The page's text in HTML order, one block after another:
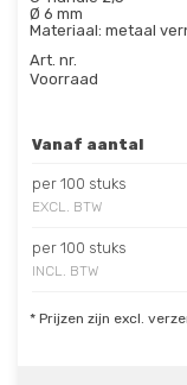
Ø 6 mm
Materiaal: metaal
Art. nr.
Voorraad
Vanaf aantal
per 100 stuks
EXCL. BTW
per 100 stuks
INCL. BTW
* Prijzen zijn excl.